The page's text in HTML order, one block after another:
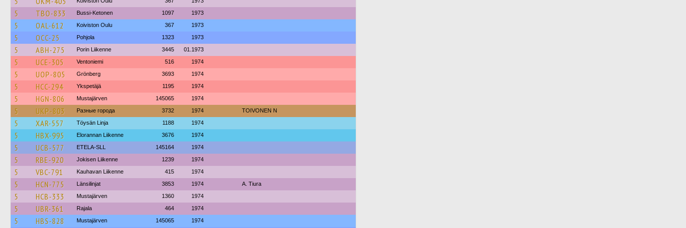
5 TBO-833 Bussi-Ketonen 1097 1973
5 OAL-612 Koiviston Oulu 367 1973
5 OCC-25 Pohjola 1323 1973
5 ABH-275 Porin Liikenne 3445 01.1973
5 UCE-305 Ventoniemi 516 1974
5 UOP-805 Grönberg 3693 1974
5 HCC-294 Ykspetäjä 1195 1974
5 HGN-806 Mustajärven 145065 1974
5 UKP-803 Разные города 3732 1974 TOIVONEN N
5 XAR-557 Töysän Linja 1188 1974
5 HBX-995 Elorannan Liikenne 3676 1974
5 UCB-577 ETELA-SLL 145164 1974
5 RBE-920 Jokisen Liikenne 1239 1974
5 VBC-791 Kauhavan Liikenne 415 1974
5 HCN-775 Länsilinjat 3853 1974 A. Tiura
5 HCB-333 Mustajärven 1360 1974
5 UBR-361 Rajala 464 1974
5 HBS-828 Mustajärven 145065 1974